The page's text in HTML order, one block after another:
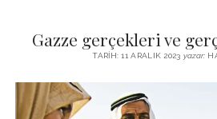
SEDEF
KABAŞ
Gazze gerçekleri ve
TARIH: 11 ARALIK 2023 yazar: